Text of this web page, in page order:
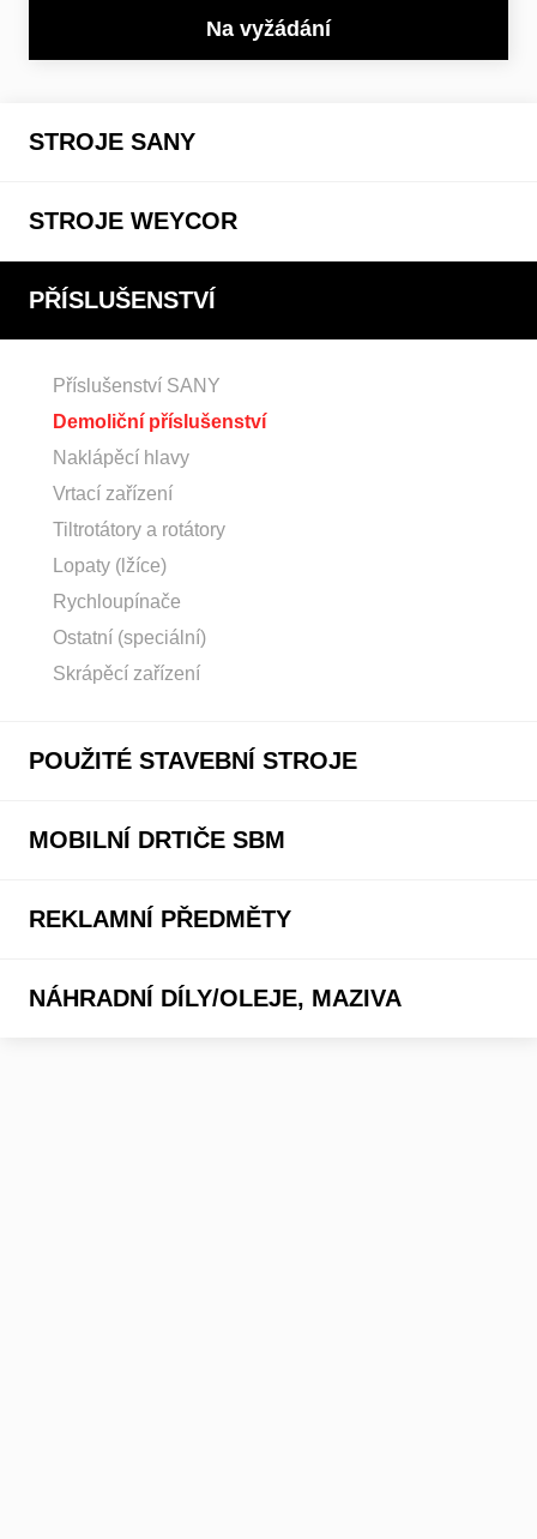
Na vyžádání
STROJE SANY
STROJE WEYCOR
PŘÍSLUŠENSTVÍ
Příslušenství SANY
Demoliční příslušenství
Naklápěcí hlavy
Vrtací zařízení
Tiltrotátory a rotátory
Lopaty (lžíce)
Rychloupínače
Ostatní (speciální)
Skrápěcí zařízení
POUŽITÉ STAVEBNÍ STROJE
MOBILNÍ DRTIČE SBM
REKLAMNÍ PŘEDMĚTY
NÁHRADNÍ DÍLY/OLEJE, MAZIVA